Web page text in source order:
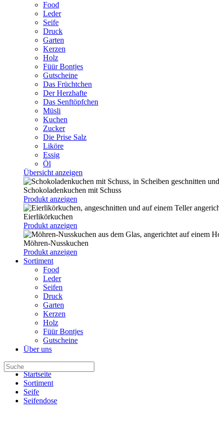
Food
Leder
Seife
Druck
Garten
Kerzen
Holz
Füür Bontjes
Gutscheine
Das Früchtchen
Der Herzhafte
Das Senftöpfchen
Müsli
Kuchen
Zucker
Die Prise Salz
Liköre
Essig
Öl
Übersicht anzeigen
Schokoladenkuchen mit Schuss
Produkt anzeigen
Eierlikörkuchen
Produkt anzeigen
Möhren-Nusskuchen
Produkt anzeigen
Sortiment
Food
Leder
Seifen
Druck
Garten
Kerzen
Holz
Füür Bontjes
Gutscheine
Über uns
Startseite
Sortiment
Seife
Seifendose